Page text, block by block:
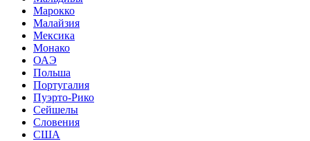
Марокко
Малайзия
Мексика
Монако
ОАЭ
Польша
Португалия
Пуэрто-Рико
Сейшелы
Словения
США